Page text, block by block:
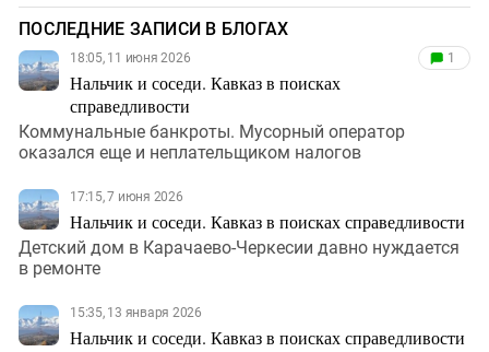
ПОСЛЕДНИЕ ЗАПИСИ В БЛОГАХ
18:05, 11 июня 2026
Нальчик и соседи. Кавказ в поисках
справедливости
1
Коммунальные банкроты. Мусорный оператор
оказался еще и неплательщиком налогов
17:15, 7 июня 2026
Нальчик и соседи. Кавказ в поисках справедливости
Детский дом в Карачаево-Черкесии давно нуждается
в ремонте
15:35, 13 января 2026
Нальчик и соседи. Кавказ в поисках справедливости